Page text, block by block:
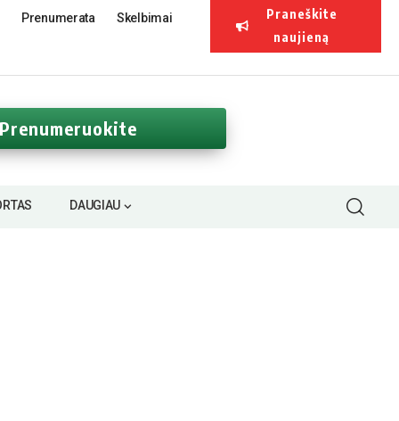
Prenumerata Skelbimai
Praneškite
naujieną
Prenumeruokite
DAUGIAU